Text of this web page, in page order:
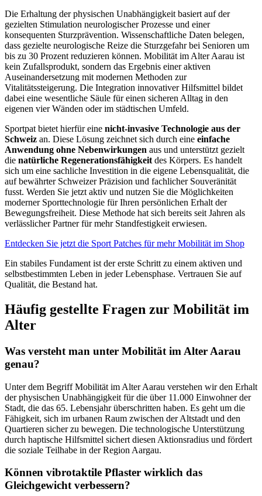
Die Erhaltung der physischen Unabhängigkeit basiert auf der
gezielten Stimulation neurologischer Prozesse und einer
konsequenten Sturzprävention. Wissenschaftliche Daten belegen,
dass gezielte neurologische Reize die Sturzgefahr bei Senioren um
bis zu 30 Prozent reduzieren können. Mobilität im Alter Aarau ist
kein Zufallsprodukt, sondern das Ergebnis einer aktiven
Auseinandersetzung mit modernen Methoden zur
Vitalitätssteigerung. Die Integration innovativer Hilfsmittel bildet
dabei eine wesentliche Säule für einen sicheren Alltag in den
eigenen vier Wänden oder im städtischen Umfeld.
Sportpat bietet hierfür eine nicht-invasive Technologie aus der
Schweiz an. Diese Lösung zeichnet sich durch eine einfache
Anwendung ohne Nebenwirkungen aus und unterstützt gezielt
die natürliche Regenerationsfähigkeit des Körpers. Es handelt
sich um eine sachliche Investition in die eigene Lebensqualität, die
auf bewährter Schweizer Präzision und fachlicher Souveränität
fusst. Werden Sie jetzt aktiv und nutzen Sie die Möglichkeiten
moderner Sporttechnologie für Ihren persönlichen Erhalt der
Bewegungsfreiheit. Diese Methode hat sich bereits seit Jahren als
verlässlicher Partner für mehr Standfestigkeit erwiesen.
Entdecken Sie jetzt die Sport Patches für mehr Mobilität im Shop
Ein stabiles Fundament ist der erste Schritt zu einem aktiven und
selbstbestimmten Leben in jeder Lebensphase. Vertrauen Sie auf
Qualität, die Bestand hat.
Häufig gestellte Fragen zur Mobilität im
Alter
Was versteht man unter Mobilität im Alter Aarau
genau?
Unter dem Begriff Mobilität im Alter Aarau verstehen wir den Erhalt
der physischen Unabhängigkeit für die über 11.000 Einwohner der
Stadt, die das 65. Lebensjahr überschritten haben. Es geht um die
Fähigkeit, sich im urbanen Raum zwischen der Altstadt und den
Quartieren sicher zu bewegen. Die technologische Unterstützung
durch haptische Hilfsmittel sichert diesen Aktionsradius und fördert
die soziale Teilhabe in der Region Aargau.
Können vibrotaktile Pflaster wirklich das
Gleichgewicht verbessern?